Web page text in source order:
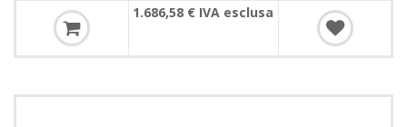
1.686,58 € IVA esclusa